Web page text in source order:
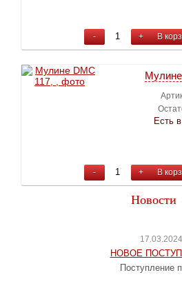
- + В
Есть
- + В
17.03.2024
НОВОЕ
Поступление